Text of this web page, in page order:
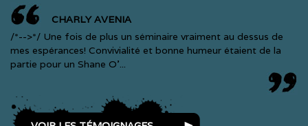
CHARLY AVENIA
/*-->*/ Une fois de plus un séminaire vraiment au dessus de
mes espérances! Convivialité et bonne humeur étaient de la
partie pour un Shane O'...